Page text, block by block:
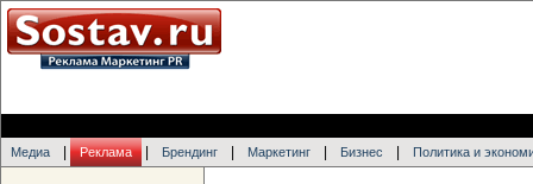
Медиа Реклама Брендинг Маркетинг Бизнес Политика и